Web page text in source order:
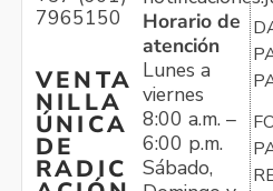
7965150
VENTA
NILLA
ÚNICA
DE
RADIC
Horario de
atención
Lunes a
viernes
8:00 a.m. –
6:00 p.m.
Sábado,